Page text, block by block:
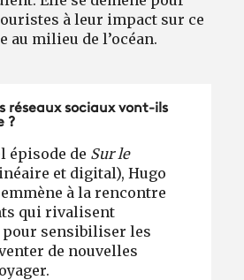
à leur impact sur ce
au milieu de l’océan.
réseaux sociaux vont-ils
?
épisode de Sur le
et digital), Hugo
à la rencontre
qui rivalisent
sensibiliser les
de nouvelles